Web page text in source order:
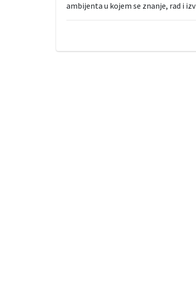
ambijenta u kojem se znanje, rad i